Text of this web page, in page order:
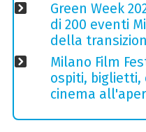
Green Week
di 200 eventi
della
Milano Film
ospiti,
cinema